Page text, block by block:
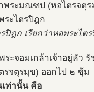
พระมณฑป (หอไตรจตุ
ะไตรปิฎก
ฎก เรียกว่าหอพระไต
ระจอมเกล้าเจ้าอยู่หัว
รจตุรมุข) ออกไป ๒ ซุ้ม
เท่านั้น คือ